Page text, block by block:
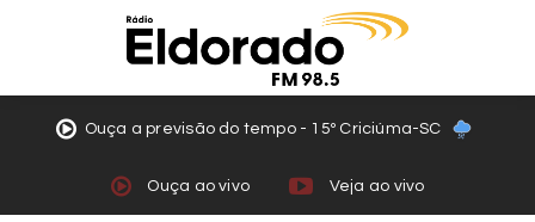
Ouça a previsão do tempo - 15º Criciúma-SC
Ouça ao vivo Veja ao vivo